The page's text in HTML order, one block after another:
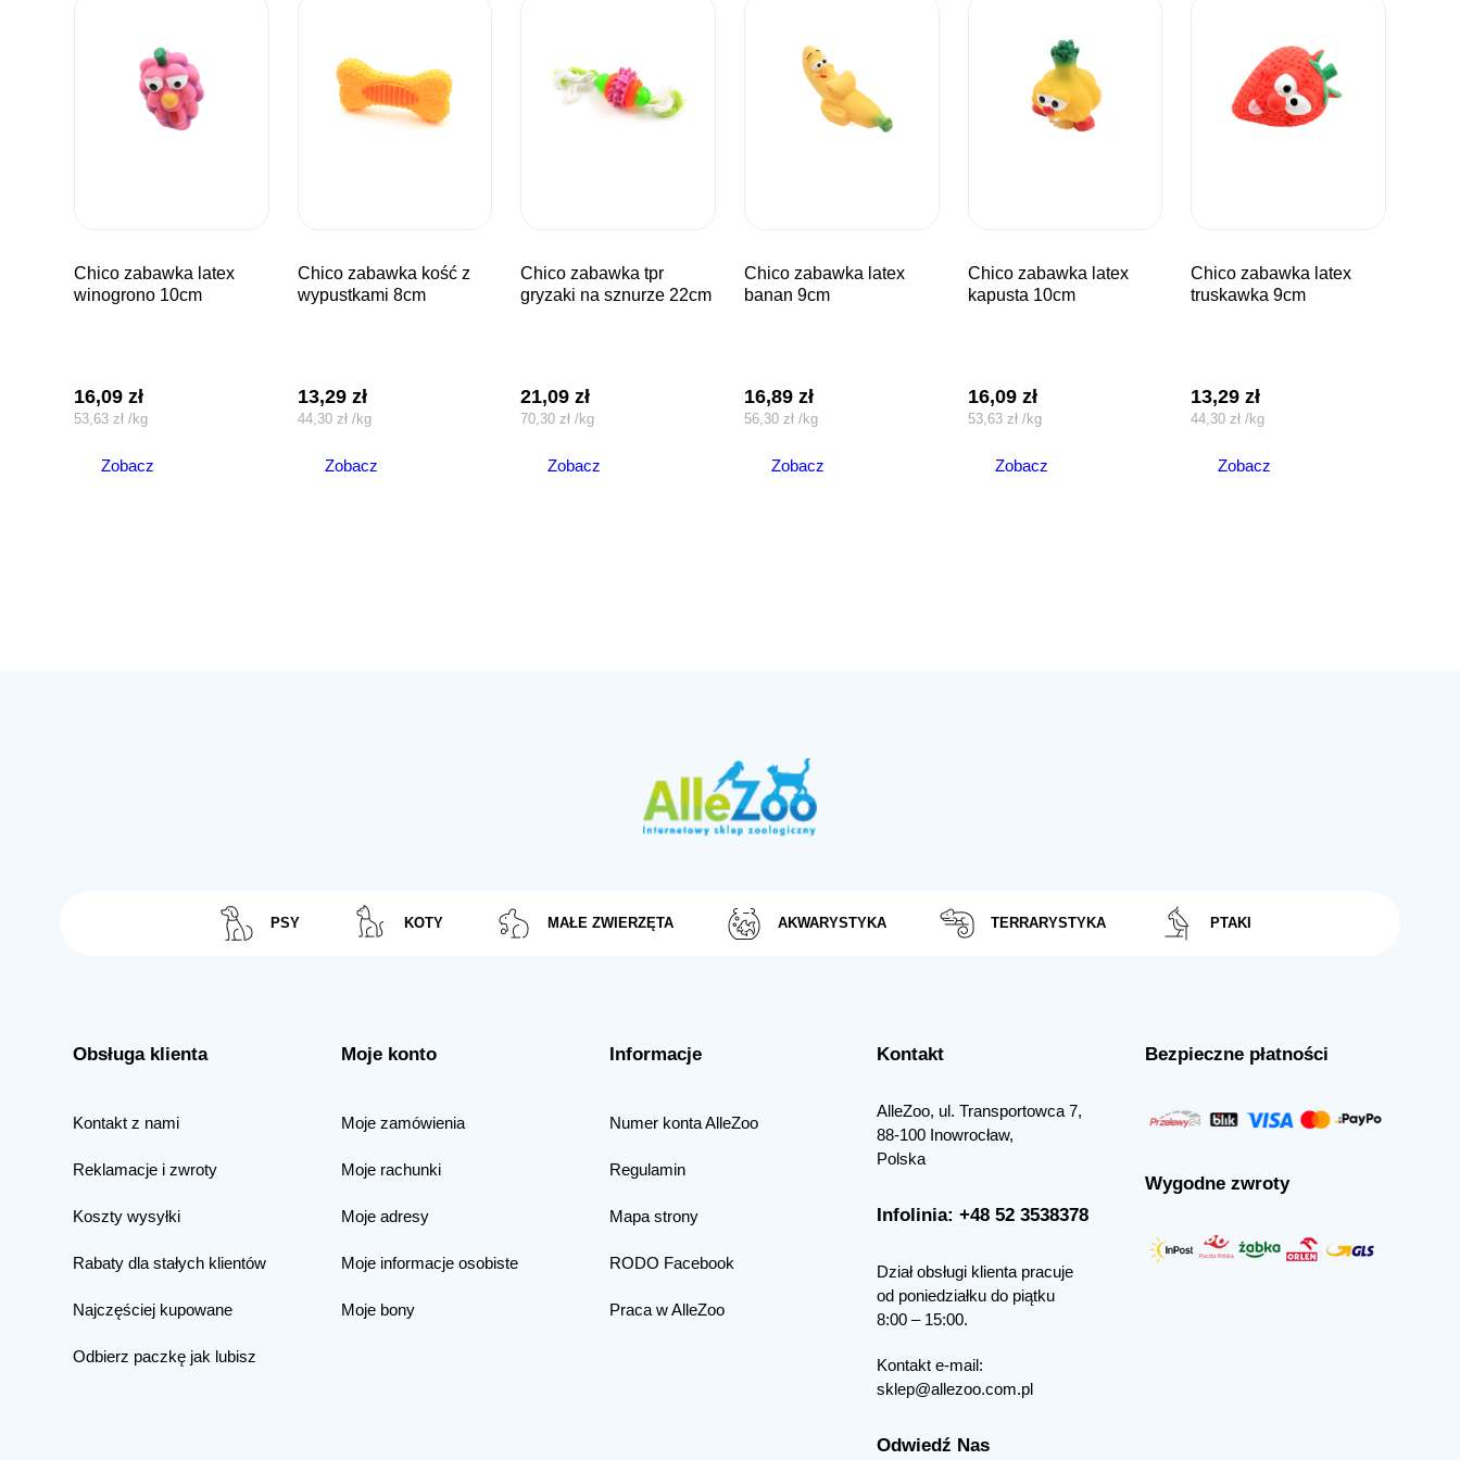
chico zabawka latex
winogrono 10cm
16,09zł
53,63 zł /kg
Zobacz
chico zabawka kość z
wypustkami 8cm
13,29 zł
44,30 zł /kg
Zobacz
chico zabawka tpr
gryzaki na sznurze 22cm
21,09zł
70,30 zł /kg
Zobacz
chico zabawka latex
banan 9cm
16,89 zł
56,30 zł /kg
Zobacz
chico zabawka latex
kapusta 10cm
16,09 zł
53,63 zł /kg
Zobacz
chico zabawka latex
truskawka 9cm
13,29zł
44,30 zł /kg
Zobacz
PSY KOTY MAŁE ZWIERZĘTA AKWARYSTYKA TERRARYSTYKA PTAKI
Obsługa klienta
Kontakt z nami
Reklamacje i zwroty
Koszty wysyłki
Rabaty dla stałych klientów
Najczęściej kupowane
Odbierz paczkę jak lubisz
Moje konto
Moje zamówienia
Moje rachunki
Moje adresy
Moje informacje osobiste
Moje bony
Informacje
Numer konta AlleZoo
Regulamin
Mapa strony
RODO Facebook
Praca w AlleZoo
Kontakt
AlleZoo, ul. Transportowca 7,
88-100 Inowrocław,
Polska
Infolinia: +48 52 3538378
Dział obsługi klienta pracuje
od poniedziałku do piątku
8:00 – 15:00.
Kontakt e-mail:
sklep@allezoo.com.pl
Odwiedź Nas
Bezpieczne płatności
Wygodne zwroty